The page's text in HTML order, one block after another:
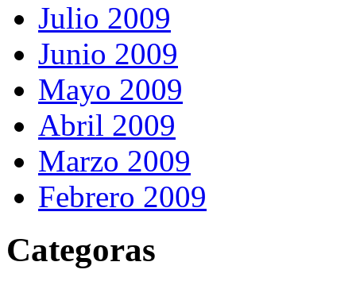
Julio 2009
Junio 2009
Mayo 2009
Abril 2009
Marzo 2009
Febrero 2009
Categoras